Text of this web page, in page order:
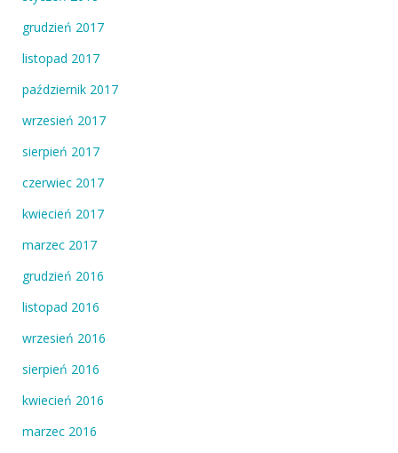
grudzień 2017
listopad 2017
październik 2017
wrzesień 2017
sierpień 2017
czerwiec 2017
kwiecień 2017
marzec 2017
grudzień 2016
listopad 2016
wrzesień 2016
sierpień 2016
kwiecień 2016
marzec 2016